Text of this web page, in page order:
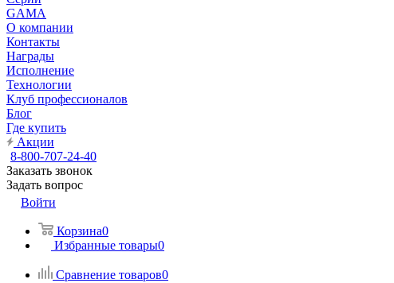
GAMA
О компании
Контакты
Награды
Исполнение
Технологии
Клуб профессионалов
Блог
Где купить
Акции
8-800-707-24-40
Заказать звонок
Задать вопрос
Войти
Корзина0
Избранные товары0
Сравнение товаров0